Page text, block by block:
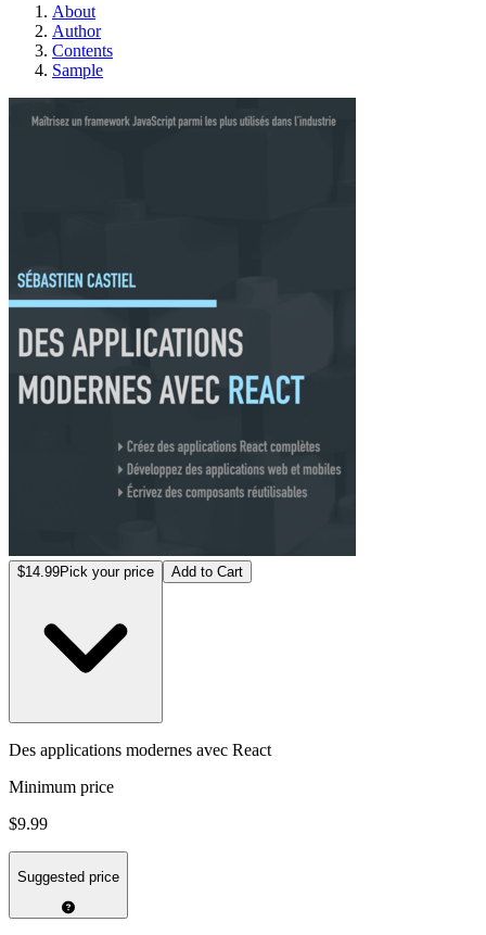
About
Author
Contents
Sample
$14.99Pick your price Add to Cart
Des applications modernes avec React
Minimum price
$9.99
Suggested price